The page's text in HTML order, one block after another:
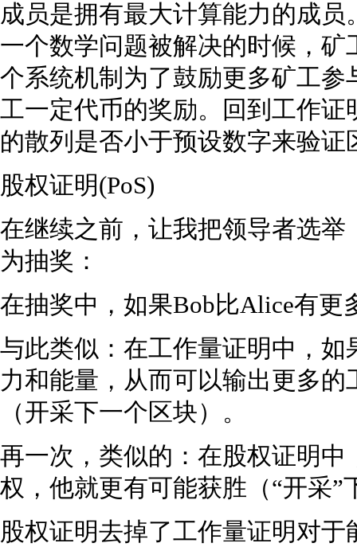
成员是拥有最大计算能力的成
一个数学问题被解决的时候，
个系统机制为了鼓励更多矿工
工一定代币的奖励。回到工作
的散列是否小于预设数字来验证
股权证明(PoS)
在继续之前，让我把领导者选
为抽奖：
在抽奖中，如果Bob比Alice有更
与此类似：在工作量证明中，
力和能量，从而可以输出更多
（开采下一个区块）。
再一次，类似的：在股权证明
权，他就更有可能获胜（“开采”
股权证明去掉了工作量证明对